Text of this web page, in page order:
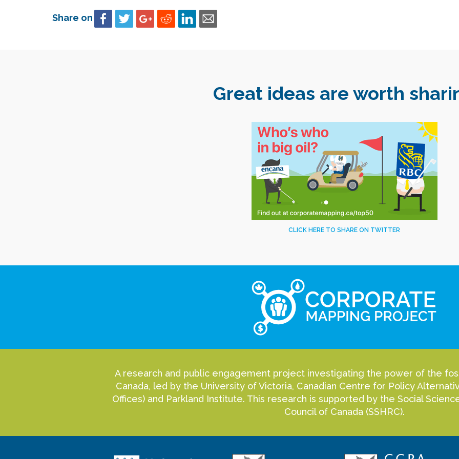
Share on
Great ideas are worth
CLICK HERE TO SHARE ON TWITTER
A research and public engagement project investigating the power of the
Canada, led by the University of Victoria, Canadian Centre for Policy
Offices) and Parkland Institute. This research is supported by the Social
Council of Canada (SSHRC).